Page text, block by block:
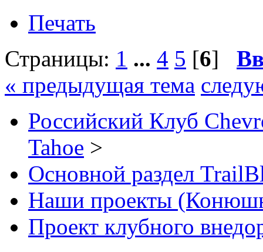
Печать
Страницы: 1 ... 4 5 [6]
« предыдущая тема
Российский Клуб
Tahoe >
Основной раздел
Наши проекты
Проект клубного